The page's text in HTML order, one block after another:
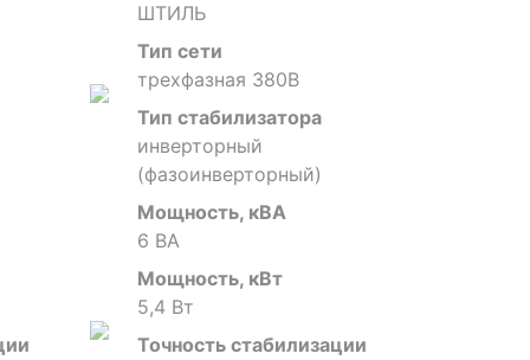
ШТИЛЬ
Тип сети
трехфазная 380В
Тип стабилизатора
инверторный
(фазоинверторный)
Мощность, кВА
6 ВА
Мощность, кВт
5,4 Вт
Точность стабилизации